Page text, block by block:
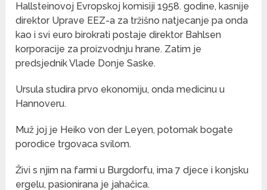
Hallsteinovoj Evropskoj komisiji 1958. godine, kasnije
direktor Uprave EEZ-a za tržišno natjecanje pa onda
kao i svi euro birokrati postaje direktor Bahlsen
korporacije za proizvodnju hrane. Zatim je
predsjednik Vlade Donje Saske.
Ursula studira prvo ekonomiju, onda medicinu u
Hannoveru.
Muž joj je Heiko von der Leyen, potomak bogate
porodice trgovaca svilom.
Živi s njim na farmi u Burgdorfu, ima 7 djece i konjsku
ergelu, pasionirana je jahačica.